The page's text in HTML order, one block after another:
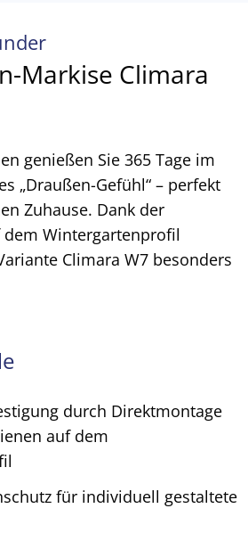
Markise Climara
genießen Sie 365 Tage im
„Draußen-Gefühl“ – perfekt
Zuhause. Dank der
Wintergartenprofil
Climara W7 besonders
durch Direktmontage
auf dem
für individuell gestaltete